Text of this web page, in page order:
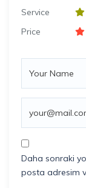
Service
Price
Daha sonraki
posta adresim